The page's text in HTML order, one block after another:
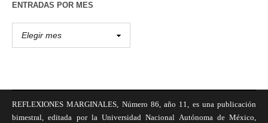
ENTRADAS POR MES
REFLEXIONES MARGINALES, Número 86, año 11, es una publicación
bimestral, editada por la Universidad Nacional Autónoma de México,